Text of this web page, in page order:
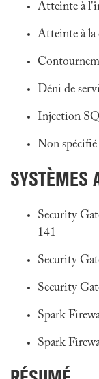
Atteinte à
Atteinte à la
Déni de
Injection
Non
SYSTÈMES
Security
141
Security
Security
Spark
Spark